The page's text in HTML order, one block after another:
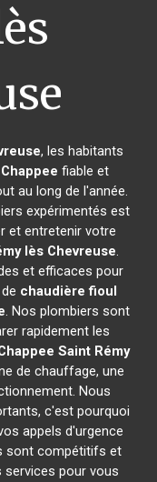
, les habitants
fiable et
au long de l'année.
expérimentés est
et entretenir votre
lès Chevreuse.
et efficaces pour
chaudière fioul
. Nos plombiers sont
rapidement les
Saint Rémy
de chauffage, une
Nous
c'est pourquoi
appels d'urgence
sont compétitifs et
pour vous